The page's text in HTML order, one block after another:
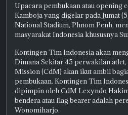
Upacara pembukaan atau opening
Kamboja yang digelar pada Jumat
National Stadium, Phnom Penh,
masyarakat Indonesia khususnya
Kontingen Tim Indonesia akan
Dimana Sekitar 45 perwakilan
Mission (CdM) akan ikut ambil
pembukaan. Kontingen Tim
dipimpin oleh CdM Lexyndo
bendera atau flag bearer adalah
Wonomiharjo.